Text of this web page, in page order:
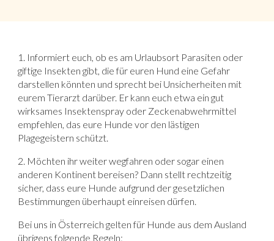
1. Informiert euch, ob es am Urlaubsort Parasiten oder
giftige Insekten gibt, die für euren Hund eine Gefahr
darstellen könnten und sprecht bei Unsicherheiten mit
eurem Tierarzt darüber. Er kann euch etwa ein gut
wirksames Insektenspray oder Zeckenabwehrmittel
empfehlen, das eure Hunde vor den lästigen
Plagegeistern schützt.
2. Möchten ihr weiter wegfahren oder sogar einen
anderen Kontinent bereisen? Dann stellt rechtzeitig
sicher, dass eure Hunde aufgrund der gesetzlichen
Bestimmungen überhaupt einreisen dürfen.
Bei uns in Österreich gelten für Hunde aus dem Ausland
übrigens folgende Regeln: